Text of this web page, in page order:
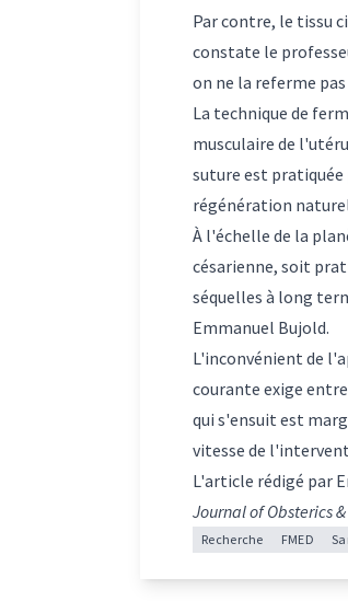
Par contre, le tissu
constate le
on ne la referme
La technique de
musculaire de
suture est pratiquée
régénération
À l'échelle de la
césarienne, soit
séquelles à long
Emmanuel Bujold.
L'inconvénient de
courante exige
qui s'ensuit est
vitesse de
L'article rédigé par
Journal of Obsterics
Recherche FMED